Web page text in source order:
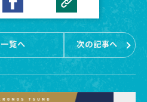
一覧へ 次の記事へ